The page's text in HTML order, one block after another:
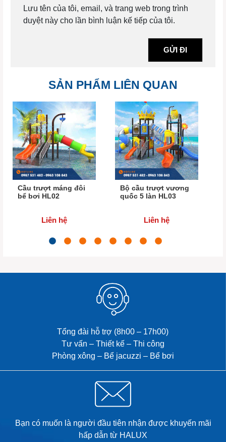
Lưu tên của tôi, email, và trang web trong trình
duyệt này cho lần bình luận kế tiếp của tôi.
SẢN PHẨM LIÊN QUAN
Cầu trượt máng đôi
bể bơi HL02
Liên hệ
Bộ cầu trượt vương
quốc 5 làn HL03
Liên hệ
Tổng đài hỗ trợ (8h00 – 17h00)
Tư vấn – Thiết kế – Thi công
Phòng xông – Bể jacuzzi – Bể bơi
Bạn có muốn là người đầu tiên nhận được khuyến mãi
hấp dẫn từ HALUX